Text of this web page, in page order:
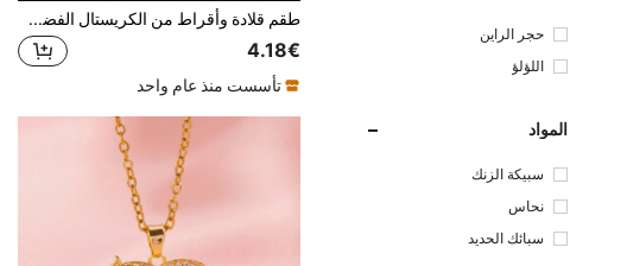
حجر الراين
اللؤلؤ
المواد
سبيكة الزنك
نحاس
سبائك الحديد
طقم قلادة وأقراط من الكريستال الفضي والخرز المزيف على شكل فيونكة أنيق وبسيط للنساء، تصميم فاخر مناسب للحفلات والمناسبات والاستخدام اليومي
4.18€
تأسست منذ عام واحد